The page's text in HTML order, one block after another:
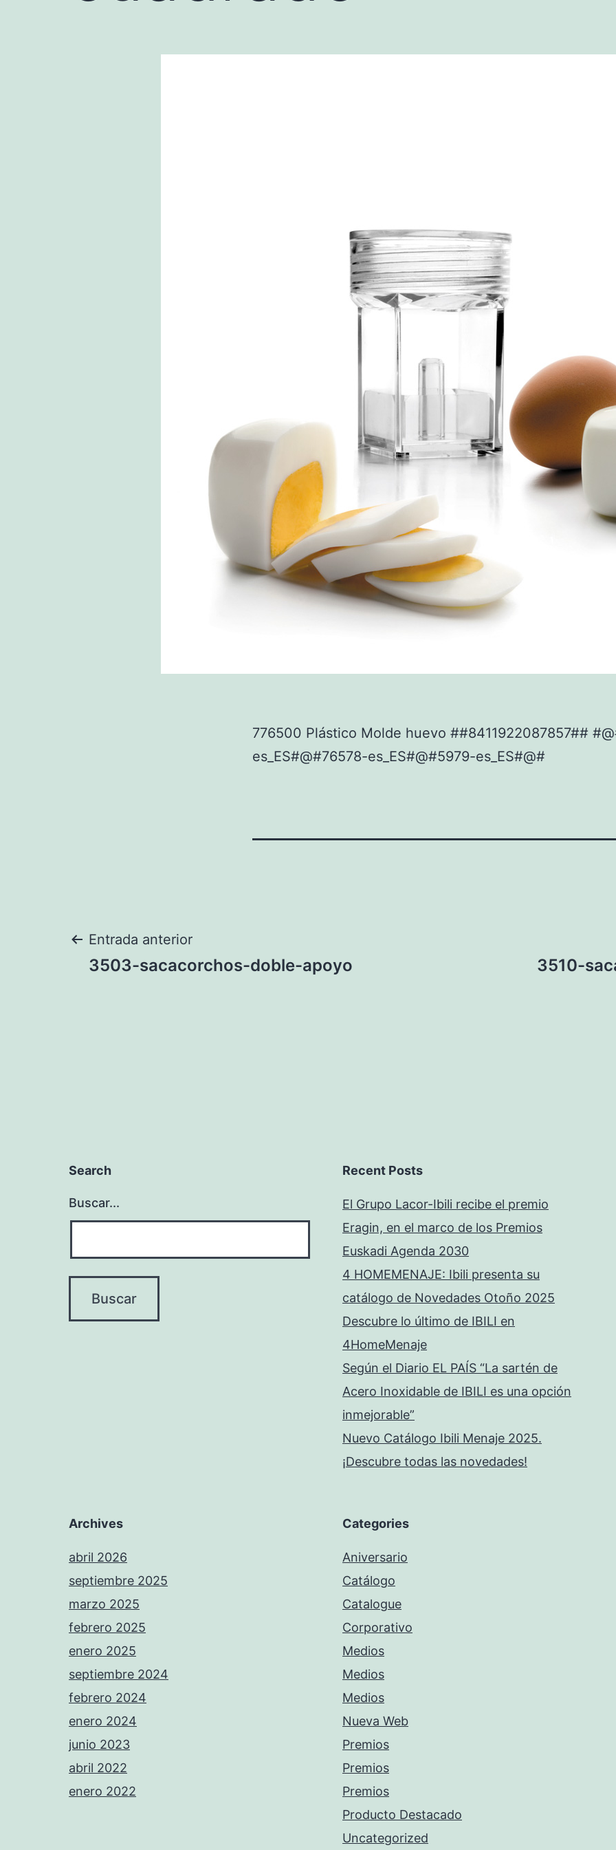
776500 Plástico Molde huevo ##8411922087857##
es_ES#@#76578-es_ES#@#5979-es_ES#@#
Navegación
Entrada anterior
3503-sacacorchos-doble-apoyo 3510-
Search
Buscar...
Recent Posts
El Grupo Lacor-Ibili recibe el premio
Eragin, en el marco de los Premios
Euskadi Agenda 2030
4 HOMEMENAJE: Ibili presenta su
catálogo de Novedades Otoño 2025
Descubre lo último de IBILI en
4HomeMenaje
Según el Diario EL PAÍS “La sartén de
Acero Inoxidable de IBILI es una opción
inmejorable”
Nuevo Catálogo Ibili Menaje 2025.
¡Descubre todas las novedades!
Archives
abril 2026
septiembre 2025
marzo 2025
febrero 2025
enero 2025
septiembre 2024
febrero 2024
enero 2024
junio 2023
abril 2022
enero 2022
Categories
Aniversario
Catálogo
Catalogue
Corporativo
Medios
Medios
Medios
Nueva Web
Premios
Premios
Premios
Producto Destacado
Uncategorized